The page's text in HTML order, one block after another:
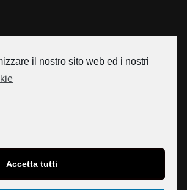
il nostro sito web ed i nostri
Accetta tutti